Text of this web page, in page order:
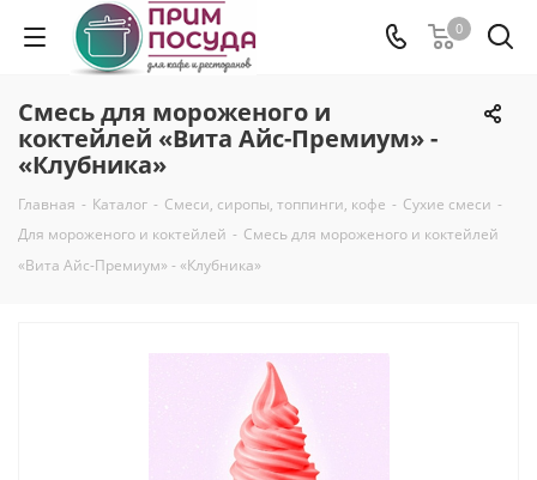
0
Смесь для мороженого и
коктейлей «Вита Айс-Премиум» -
«Клубника»
Главная - Каталог - Смеси, сиропы, топпинги, кофе - Сухие смеси -
Для мороженого и коктейлей - Смесь для мороженого и коктейлей
«Вита Айс-Премиум» - «Клубника»